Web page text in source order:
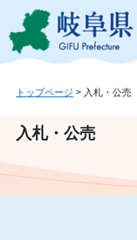
ジ
ュ
文
トップページ > 入札・公売
入札・公売